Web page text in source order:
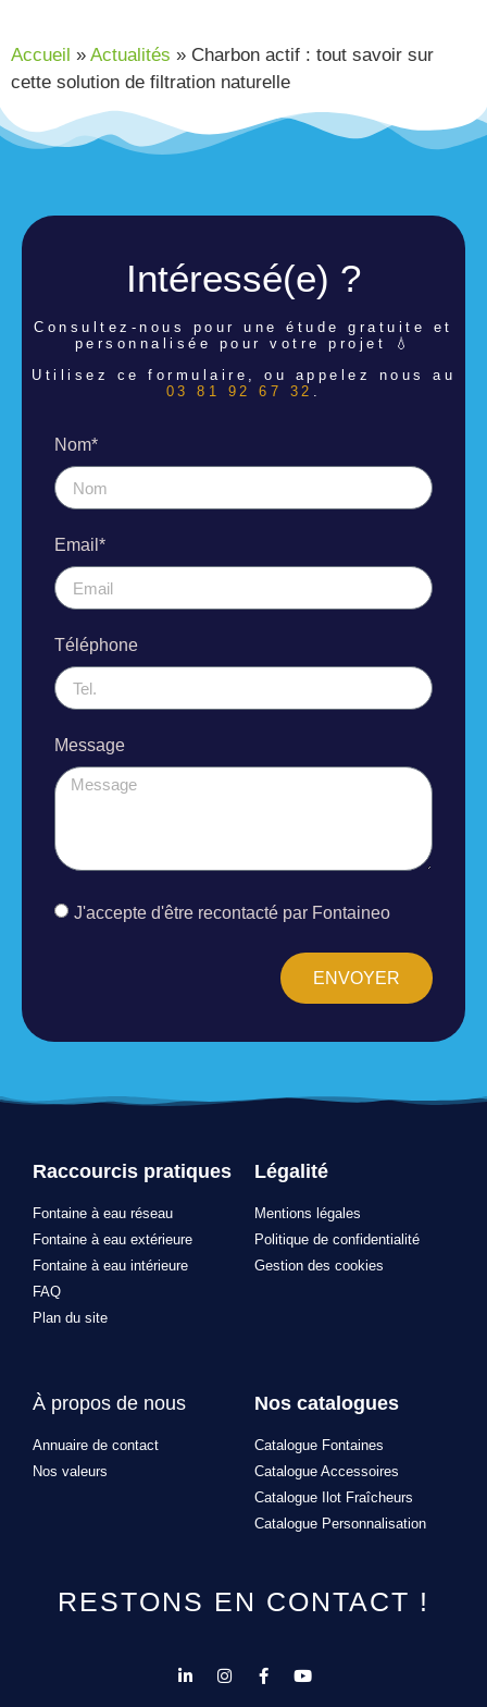
Accueil » Actualités » Charbon actif : tout savoir sur
cette solution de filtration naturelle
Intéressé(e) ?
Consultez-nous pour une étudegratuite et
personnalisée pour votre projet 💧
Utilisez ce formulaire, ou appelez nous au
03 81 92 67 32 .
Nom*
Email*
Téléphone
Message
J'accepte d'être recontacté par Fontaineo
ENVOYER
Raccourcis pratiques
Fontaine à eau réseau
Fontaine à eau extérieure
Fontaine à eau intérieure
FAQ
Plan du site
Légalité
Mentions légales
Politique de confidentialité
Gestion des cookies
À propos de nous
Annuaire de contact
Nos valeurs
Nos catalogues
Catalogue Fontaines
Catalogue Accessoires
Catalogue Ilot Fraîcheurs
Catalogue Personnalisation
RESTONS EN CONTACT !